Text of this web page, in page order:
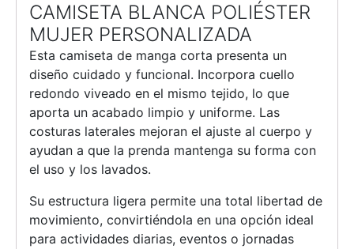
CAMISETA BLANCA POLIÉSTER
MUJER PERSONALIZADA
Esta camiseta de manga corta presenta un
diseño cuidado y funcional. Incorpora cuello
redondo viveado en el mismo tejido, lo que
aporta un acabado limpio y uniforme. Las
costuras laterales mejoran el ajuste al cuerpo y
ayudan a que la prenda mantenga su forma con
el uso y los lavados.
Su estructura ligera permite una total libertad de
movimiento, convirtiéndola en una opción ideal
para actividades diarias, eventos o jornadas